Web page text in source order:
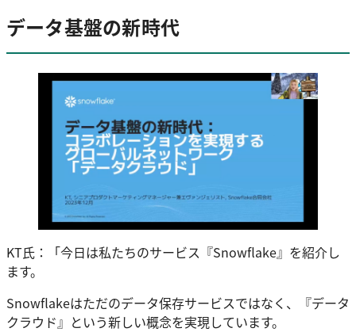
データ基盤の新時代
KT氏：「今日は私たちのサービス『Snowflake』を紹介し
ます。
Snowflakeはただのデータ保存サービスではなく、『データ
クラウド』という新しい概念を実現しています。